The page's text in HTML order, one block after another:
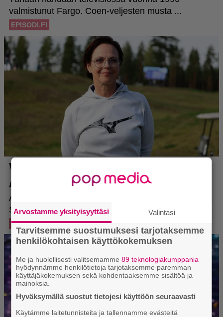
Arvostamme yksityisyyttäsi Valintasi
Tarvitsemme suostumuksesi tarjotaksemme
henkilökohtaisen käyttökokemuksen
Me ja huolellisesti valitsemamme89 teknologiakumppania
hyödynnämme henkilötietoja tarjotaksemme paremman
käyttäjäkokemuksen sekä kohdentaaksemme sisältöä ja
mainoksia.
Hyväksymällä suostut tietojesi käyttöön seuraavasti
Käytämme laitetunnisteita ja tallennamme evästeitä